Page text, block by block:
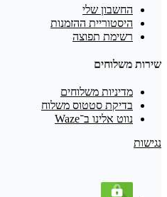
החשבון שלי
היסטוריית ההזמנות
רשימת תפוצה
שירות משלוחים
מדיניות משלוחים
בדיקת סטטוס משלוח
נווט אלינו ב־Waze
נגישות